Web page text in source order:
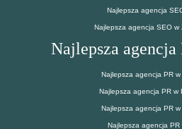
Najlepsza agencja
Najlepsza agencja SEO w
Najlepsza agencja
Najlepsza agencja PR w
Najlepsza agencja PR w
Najlepsza agencja PR
Najlepsza agencja PR